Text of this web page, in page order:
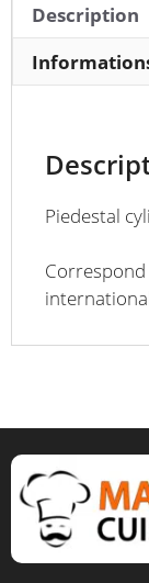
Description
Piedestal